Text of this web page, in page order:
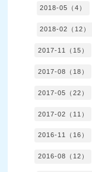
2018-05（4）
2018-02（12）
2017-11（15）
2017-08（18）
2017-05（22）
2017-02（11）
2016-11（16）
2016-08（12）